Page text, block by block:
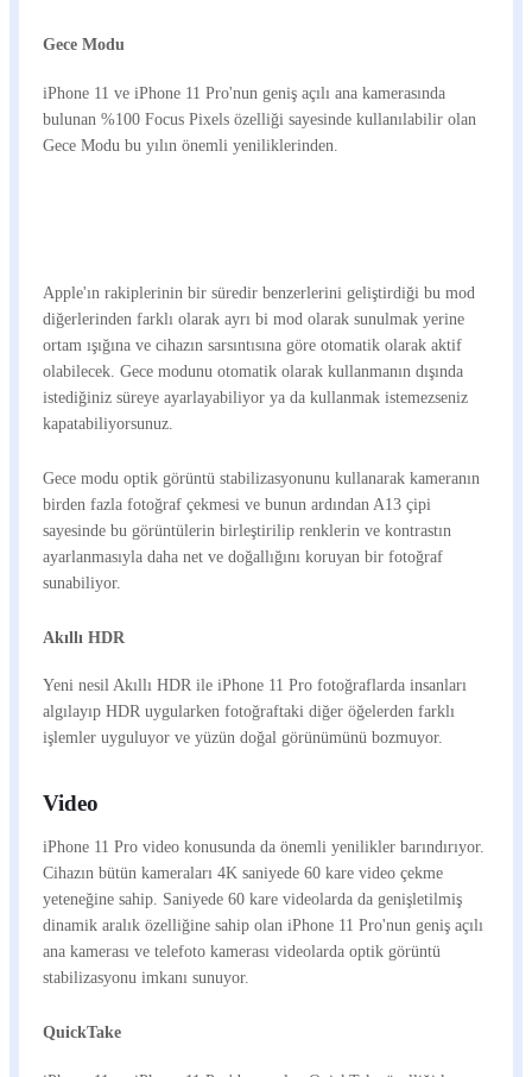
Gece Modu
iPhone 11 ve iPhone 11 Pro'nun geniş açılı ana kamerasında
bulunan %100 Focus Pixels özelliği sayesinde kullanılabilir olan
Gece Modu bu yılın önemli yeniliklerinden.
Apple'ın rakiplerinin bir süredir benzerlerini geliştirdiği bu mod
diğerlerinden farklı olarak ayrı bi mod olarak sunulmak yerine
ortam ışığına ve cihazın sarsıntısına göre otomatik olarak aktif
olabilecek. Gece modunu otomatik olarak kullanmanın dışında
istediğiniz süreye ayarlayabiliyor ya da kullanmak istemezseniz
kapatabiliyorsunuz.
Gece modu optik görüntü stabilizasyonunu kullanarak kameranın
birden fazla fotoğraf çekmesi ve bunun ardından A13 çipi
sayesinde bu görüntülerin birleştirilip renklerin ve kontrastın
ayarlanmasıyla daha net ve doğallığını koruyan bir fotoğraf
sunabiliyor.
Akıllı HDR
Yeni nesil Akıllı HDR ile iPhone 11 Pro fotoğraflarda insanları
algılayıp HDR uygularken fotoğraftaki diğer öğelerden farklı
işlemler uyguluyor ve yüzün doğal görünümünü bozmuyor.
Video
iPhone 11 Pro video konusunda da önemli yenilikler barındırıyor.
Cihazın bütün kameraları 4K saniyede 60 kare video çekme
yeteneğine sahip. Saniyede 60 kare videolarda da genişletilmiş
dinamik aralık özelliğine sahip olan iPhone 11 Pro'nun geniş açılı
ana kamerası ve telefoto kamerası videolarda optik görüntü
stabilizasyonu imkanı sunuyor.
QuickTake